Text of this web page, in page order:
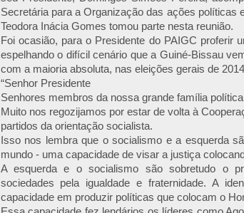
Secretária para a Organização das ações políticas
Teodora Inácia Gomes tomou parte nesta reunião.
Foi ocasião, para o Presidente do PAIGC proferir
espelhando o difícil cenário que a Guiné-Bissau
com a maioria absoluta, nas eleições gerais de
“Senhor Presidente
Senhores membros da nossa grande família política
Muito nos regozijamos por estar de volta à
partidos da orientação socialista.
Isso nos lembra que o socialismo e a esquerda
mundo - uma capacidade de visar a justiça
A esquerda e o socialismo são sobretudo o
sociedades pela igualdade e fraternidade. A
capacidade em produzir políticas que colocam o